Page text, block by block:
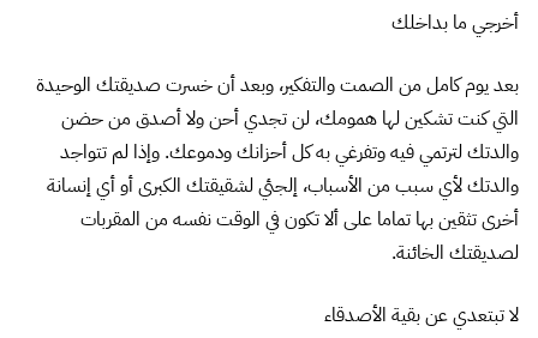
أخرجي ما بداخلك
بعد يوم كامل من الصمت والتفكير، وبعد أن خسرت صديقتك الوحيدة
التي كنت تشكين لها همومك، لن تجدي أحن ولا أصدق من حضن
والدتك لترتمي فيه وتفرغي به كل أحزانك ودموعك. وإذا لم تتواجد
والدتك لأي سبب من الأسباب، إلجئي لشقيقتك الكبرى أو أي إنسانة
أخرى تثقين بها تماما على ألا تكون في الوقت نفسه من المقربات
لصديقتك الخائنة.
لا تبتعدي عن بقية الأصدقاء